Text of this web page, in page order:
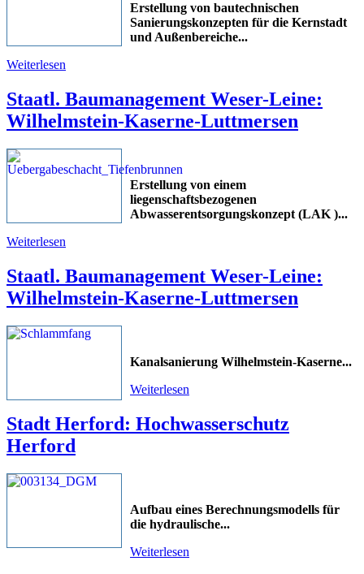
Erstellung von bautechnischen
Sanierungskonzepten für die Kernstadt
und Außenbereiche...
Weiterlesen
Staatl. Baumanagement Weser-Leine:
Wilhelmstein-Kaserne-Luttmersen
Erstellung von einem
liegenschaftsbezogenen
Abwasserentsorgungskonzept (LAK )...
Weiterlesen
Staatl. Baumanagement Weser-Leine:
Wilhelmstein-Kaserne-Luttmersen
Kanalsanierung Wilhelmstein-Kaserne...
Weiterlesen
Stadt Herford: Hochwasserschutz
Herford
Aufbau eines Berechnungsmodells für
die hydraulische...
Weiterlesen